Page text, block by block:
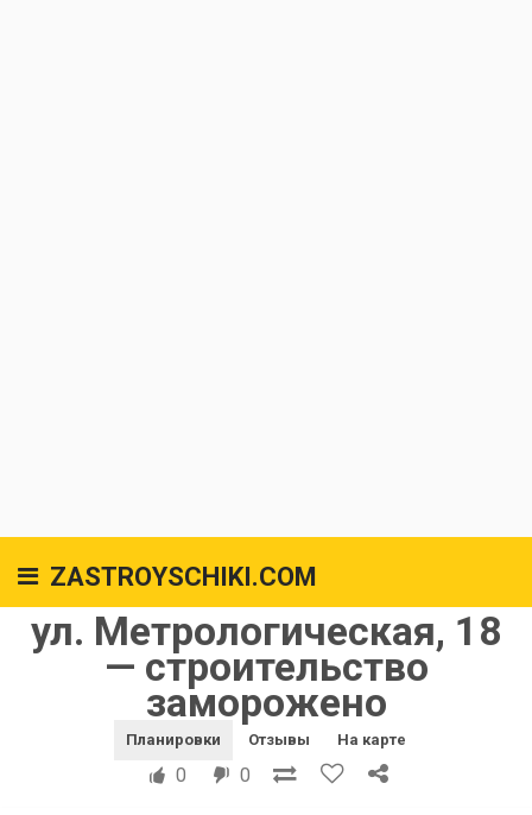
ZASTROYSCHIKI.COM
ул. Метрологическая, 18
— строительство
заморожено
Планировки Отзывы На карте
0 0